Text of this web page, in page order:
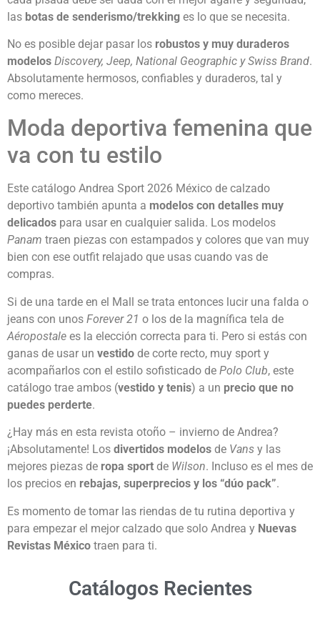
las botas de senderismo/trekking es lo que se necesita.
No es posible dejar pasar los robustos y muy duraderos
modelos Discovery, Jeep, National Geographic y Swiss Brand.
Absolutamente hermosos, confiables y duraderos, tal y
como mereces.
Moda deportiva femenina que
va con tu estilo
Este catálogo Andrea Sport 2026 México de calzado
deportivo también apunta a modelos con detalles muy
delicados para usar en cualquier salida. Los modelos
Panam traen piezas con estampados y colores que van muy
bien con ese outfit relajado que usas cuando vas de
compras.
Si de una tarde en el Mall se trata entonces lucir una falda o
jeans con unos Forever 21 o los de la magnífica tela de
Aéropostale es la elección correcta para ti. Pero si estás con
ganas de usar un vestido de corte recto, muy sport y
acompañarlos con el estilo sofisticado de Polo Club, este
catálogo trae ambos (vestido y tenis) a un precio que no
puedes perderte.
¿Hay más en esta revista otoño – invierno de Andrea?
¡Absolutamente! Los divertidos modelos de Vans y las
mejores piezas de ropa sport de Wilson. Incluso es el mes de
los precios en rebajas, superprecios y los “dúo pack”.
Es momento de tomar las riendas de tu rutina deportiva y
para empezar el mejor calzado que solo Andrea y Nuevas
Revistas México traen para ti.
Catálogos Recientes